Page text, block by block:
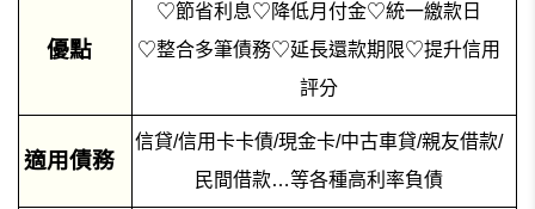
優點
♡節省利息♡降低月付金♡統一繳款日
♡整合多筆債務♡延長還款期限♡提升信用
評分
適用債務
信貸/信用卡卡債/現金卡/中古車貸/親友借款/
民間借款…等各種高利率負債